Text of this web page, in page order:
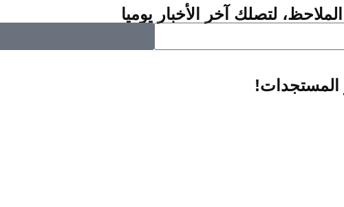
لتصلك آخر الأخبار يوميا
المستجدات!